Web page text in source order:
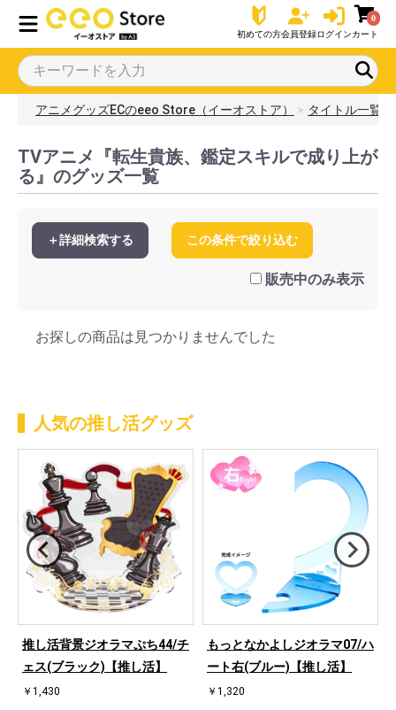
初めての方会員登録ログイン
0
カート
アニメグッズECのeeo Store（イーオストア） タイトル一覧
TVアニメ『転生貴族、鑑定スキルで成り上が
る』のグッズ一覧
＋詳細検索する この条件で絞り込む
販売中のみ表示
お探しの商品は見つかりませんでした
人気の推し活グッズ
推し活背景ジオラマぷち44/チ
ェス(ブラック)【推し活】
￥1,430
もっとなかよしジオラマ07/ハ
ート右(ブルー)【推し活】
￥1,320